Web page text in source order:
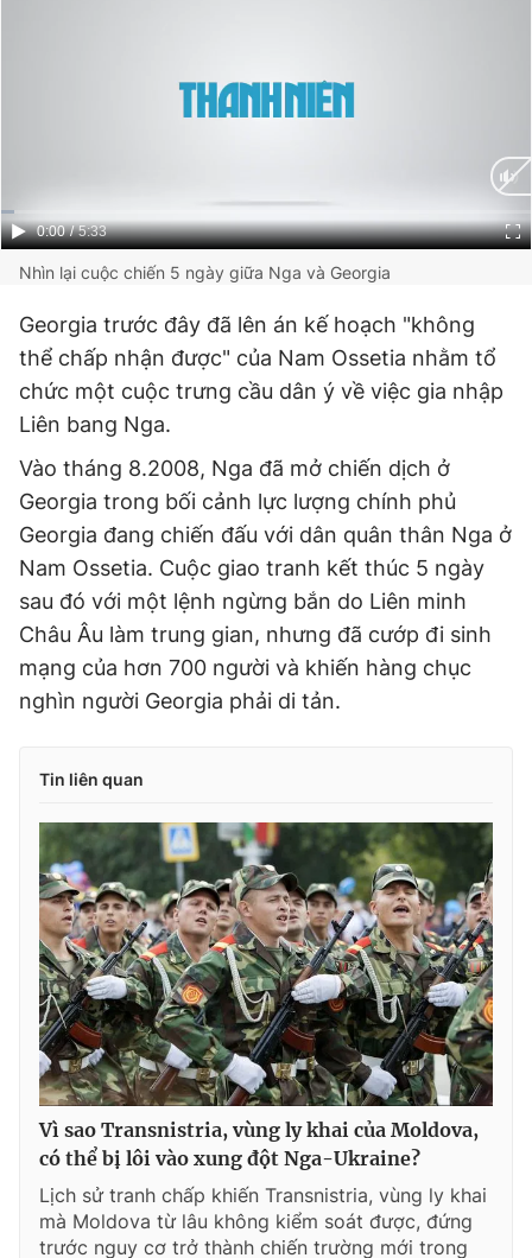
Current
Time
0:00 / Duration
5:33
Nhìn lại cuộc chiến 5 ngày giữa Nga và Georgia
Georgia trước đây đã lên án kế hoạch "không
thể chấp nhận được" của Nam Ossetia nhằm tổ
chức một cuộc trưng cầu dân ý về việc gia nhập
Liên bang Nga.
Vào tháng 8.2008, Nga đã mở chiến dịch ở
Georgia trong bối cảnh lực lượng chính phủ
Georgia đang chiến đấu với dân quân thân Nga ở
Nam Ossetia. Cuộc giao tranh kết thúc 5 ngày
sau đó với một lệnh ngừng bắn do Liên minh
Châu Âu làm trung gian, nhưng đã cướp đi sinh
mạng của hơn 700 người và khiến hàng chục
nghìn người Georgia phải di tản.
Tin liên quan
Vì sao Transnistria, vùng ly khai của Moldova,
có thể bị lôi vào xung đột Nga-Ukraine?
Lịch sử tranh chấp khiến Transnistria, vùng ly khai
mà Moldova từ lâu không kiểm soát được, đứng
trước nguy cơ trở thành chiến trường mới trong